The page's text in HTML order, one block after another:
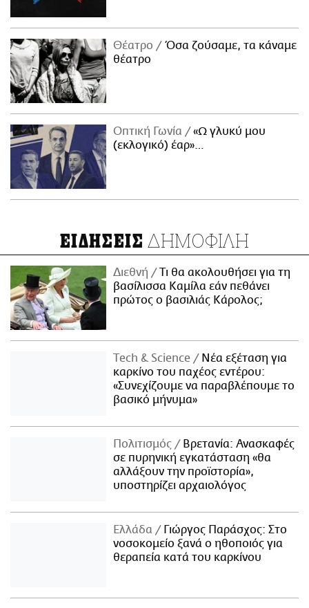
Θέατρο
Όσα ζούσαμε, τα κάναμε
θέατρο
Οπτική Γωνία
«Ω γλυκύ μου
(εκλογικό) έαρ»…
ΕΙΔΗΣΕΙΣ ΔΗΜΟΦΙΛΗ
Διεθνή
Τι θα ακολουθήσει για τη
βασίλισσα Καμίλα εάν πεθάνει
πρώτος ο βασιλιάς Κάρολος;
Τech & Science
Νέα εξέταση για
καρκίνο του παχέος εντέρου:
«Συνεχίζουμε να παραβλέπουμε το
βασικό μήνυμα»
Πολιτισμός
Βρετανία: Ανασκαφές
σε πυρηνική εγκατάσταση «θα
αλλάξουν την προϊστορία»,
υποστηρίζει αρχαιολόγος
Ελλάδα
Γιώργος Παράσχος: Στο
νοσοκομείο ξανά ο ηθοποιός για
θεραπεία κατά του καρκίνου